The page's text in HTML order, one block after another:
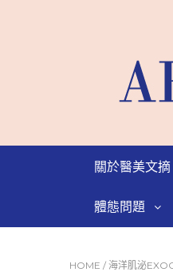
關於醫美文摘
體態問題
HOME / 海洋肌泌